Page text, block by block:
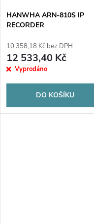
HANWHA ARN-810S IP
RECORDER
10 358,18 Kč bez DPH
12 533,40 Kč
Vyprodáno
DO KOŠÍKU